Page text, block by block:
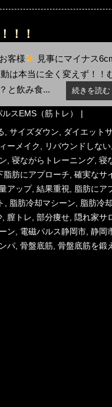
！！
客様
見事にマイナス
は本当に全く変えず！！
と飲み食...
続きを読
スEMS（筋トレ）
,サイズダウン ダイエット
ーメイク リバウンドしない
,寝ながらトレーニング ,寝
脂肪にアプローチ ,確実なサ
アップ,結果重視
脂肪にア
脂肪冷却マシーン 脂肪冷
膣トレ ,部分痩せ 隠れ家サ
ン 電磁パルス静岡市 ,静岡
パ ,骨盤底筋 ,骨盤底筋を鍛